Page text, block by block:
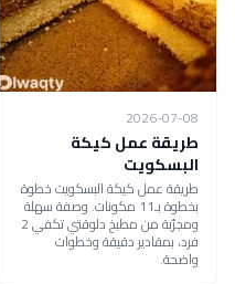
2026-07-08
طريقة عمل كيكة
البسكويت
طريقة عمل كيكة البسكويت خطوة
بخطوة بـ11 مكونات. وصفة سهلة
ومجرّبة من مطبخ دلوقتي تكفي 2
فرد، بمقادير دقيقة وخطوات
واضحة.